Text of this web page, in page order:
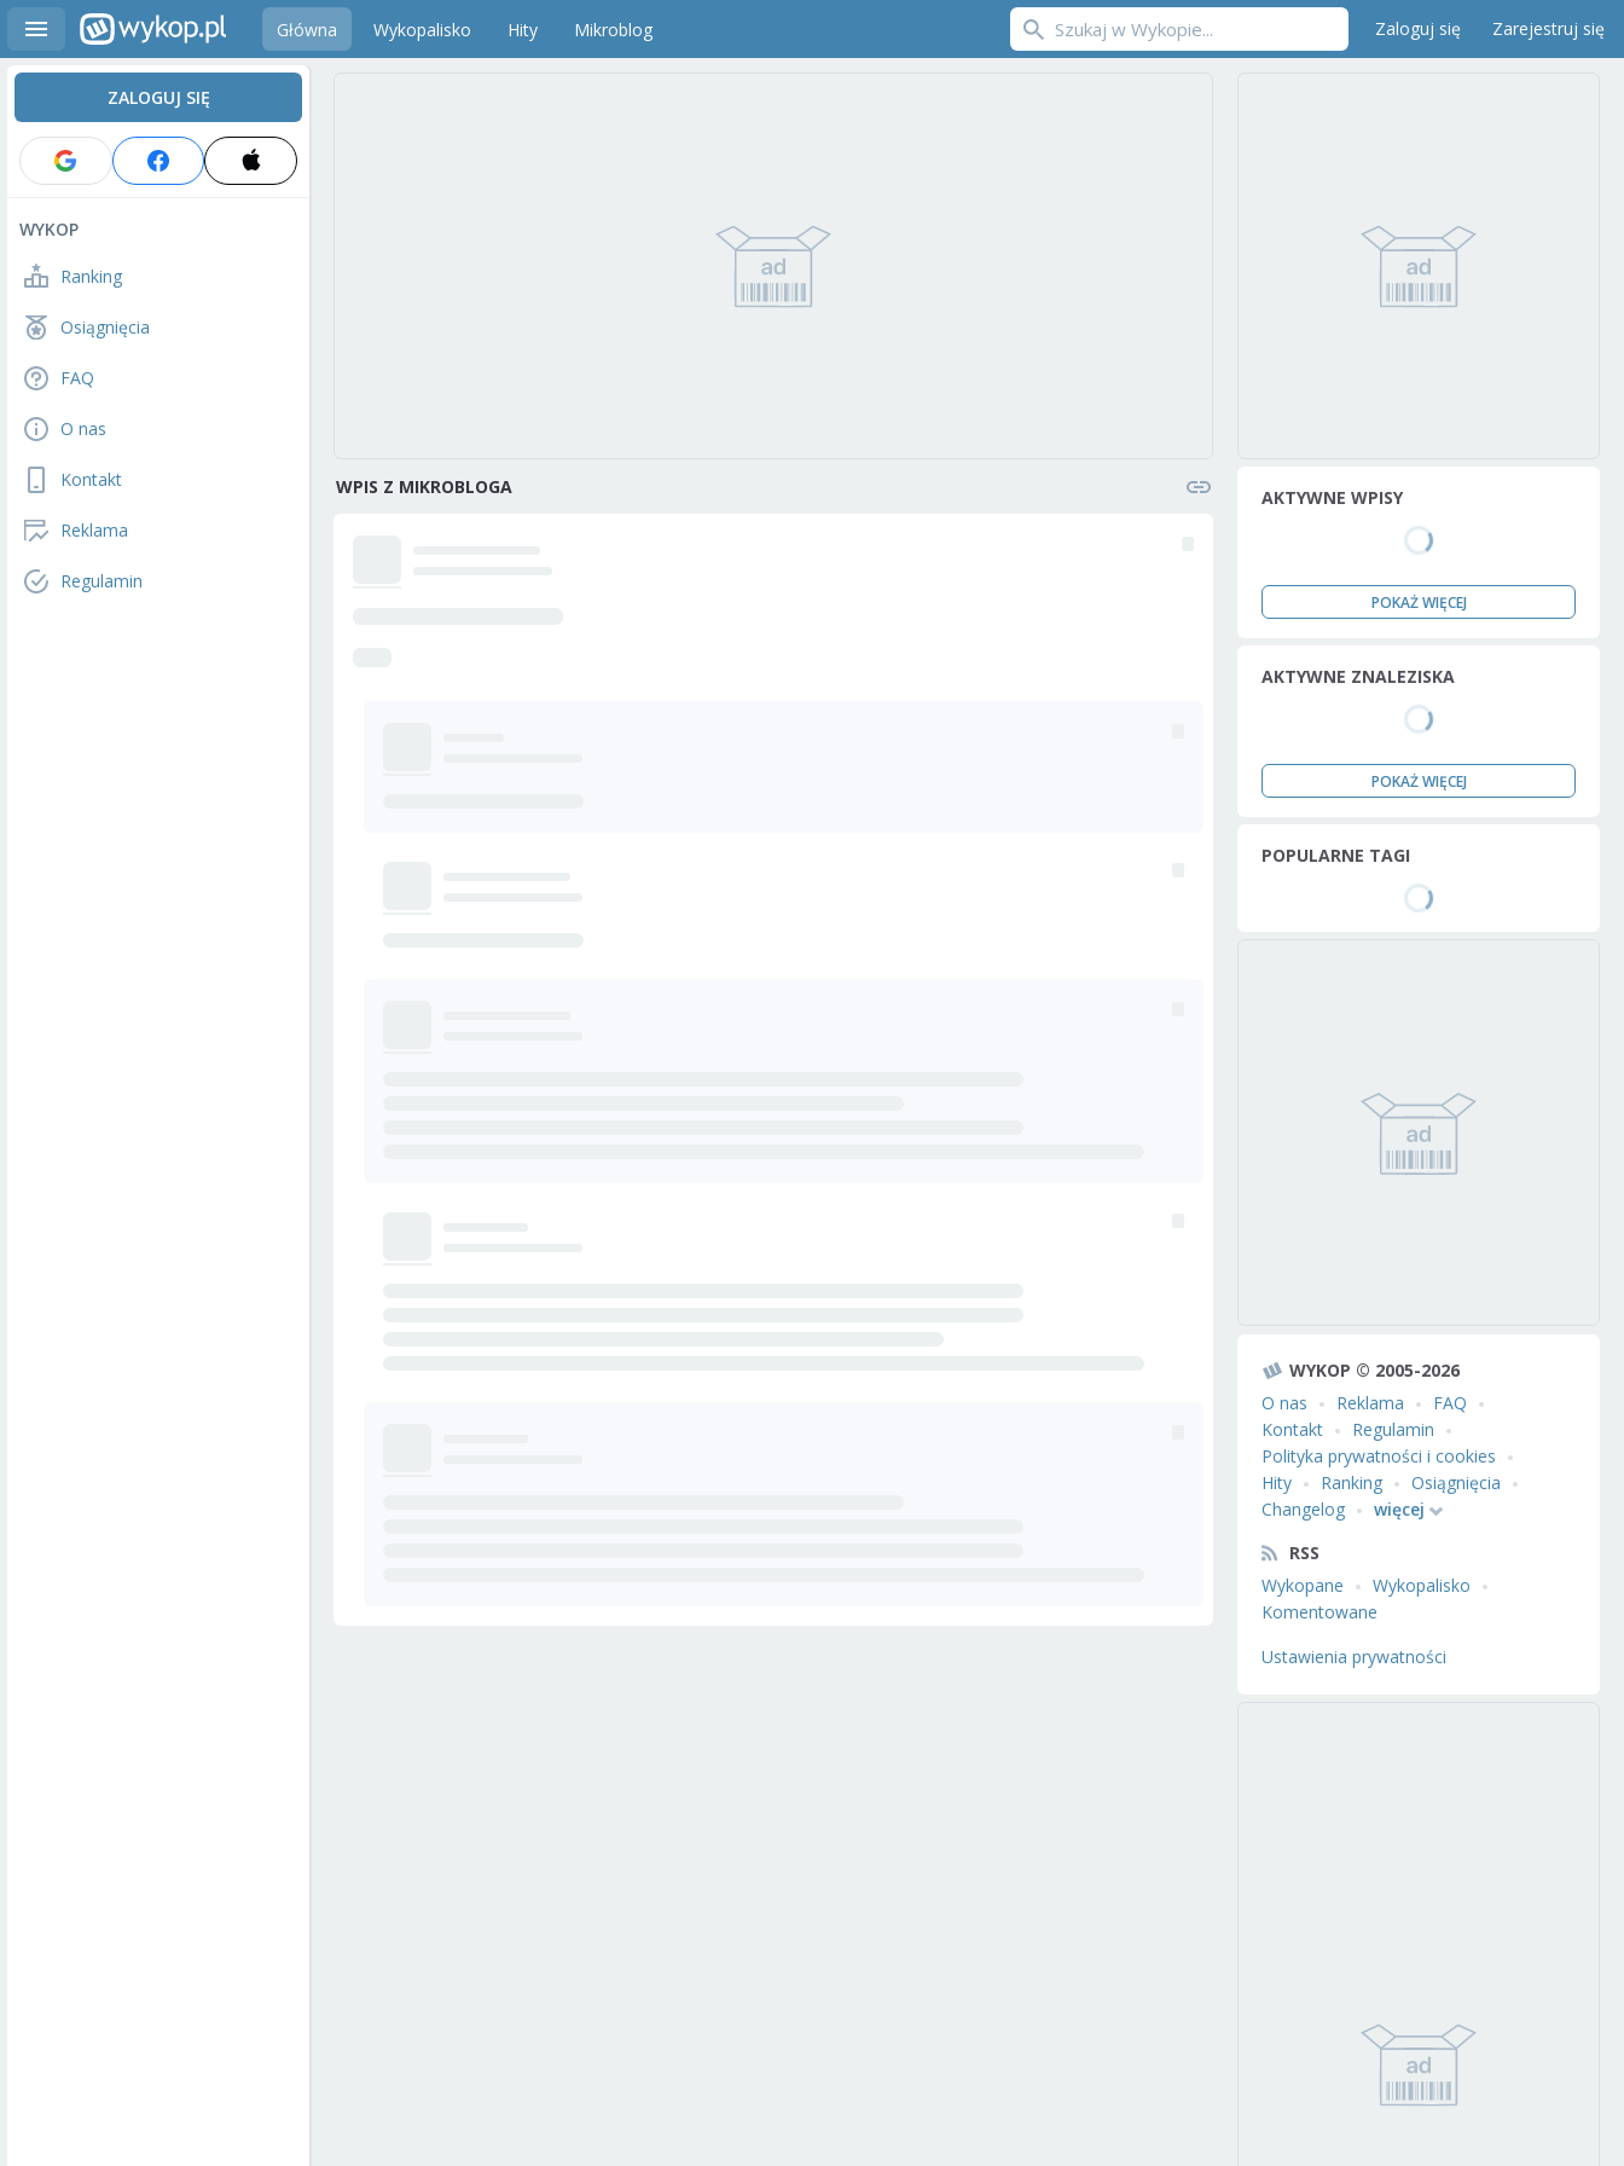
Główna Wykopalisko Hity Mikroblog Zaloguj się Zarejestruj się
ZALOGUJ SIĘ
WYKOP
Ranking
Osiągnięcia
FAQ
O nas
Kontakt
Reklama
Regulamin
WPIS Z MIKROBLOGA AKTYWNE WPISY
POKAŻ WIĘCEJ
AKTYWNE ZNALEZISKA
POKAŻ WIĘCEJ
POPULARNE TAGI
WYKOP © 2005-2026
O nas
Reklama
FAQ
Kontakt
Regulamin
Polityka prywatności i cookies
Hity
Ranking
Osiągnięcia
Changelog
więcej
RSS
Wykopane
Wykopalisko
Komentowane
Ustawienia prywatności